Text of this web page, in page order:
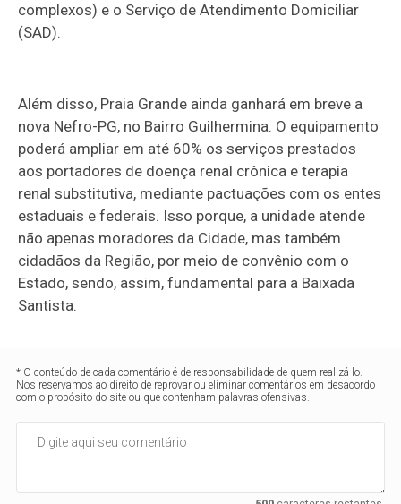
complexos) e o Serviço de Atendimento Domiciliar
(SAD).
Além disso, Praia Grande ainda ganhará em breve a
nova Nefro-PG, no Bairro Guilhermina. O equipamento
poderá ampliar em até 60% os serviços prestados
aos portadores de doença renal crônica e terapia
renal substitutiva, mediante pactuações com os entes
estaduais e federais. Isso porque, a unidade atende
não apenas moradores da Cidade, mas também
cidadãos da Região, por meio de convênio com o
Estado, sendo, assim, fundamental para a Baixada
Santista.
* O conteúdo de cada comentário é de responsabilidade de quem realizá-lo.
Nos reservamos ao direito de reprovar ou eliminar comentários em desacordo
com o propósito do site ou que contenham palavras ofensivas.